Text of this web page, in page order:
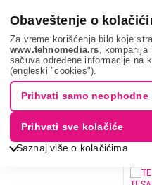
Obaveštenje o
Za vreme korišćenja bilo koje
www.tehnomedia.rs ,
sačuva određene informacije na
(engleski "cookies").
Saznaj više o kolačićima
Prihvati samo neophodne
Prihvati sve kolačiće
Sve za kuću i baštu
Tesa tr tesafil...